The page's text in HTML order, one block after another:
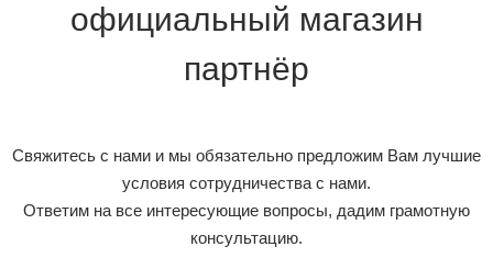
официальный магазин
партнёр
Свяжитесь с нами и мы обязательно предложим Вам лучшие
условия сотрудничества с нами.
Ответим на все интересующие вопросы, дадим грамотную
консультацию.